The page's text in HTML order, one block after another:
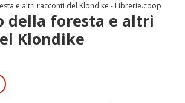
della foresta e altri
Klondike